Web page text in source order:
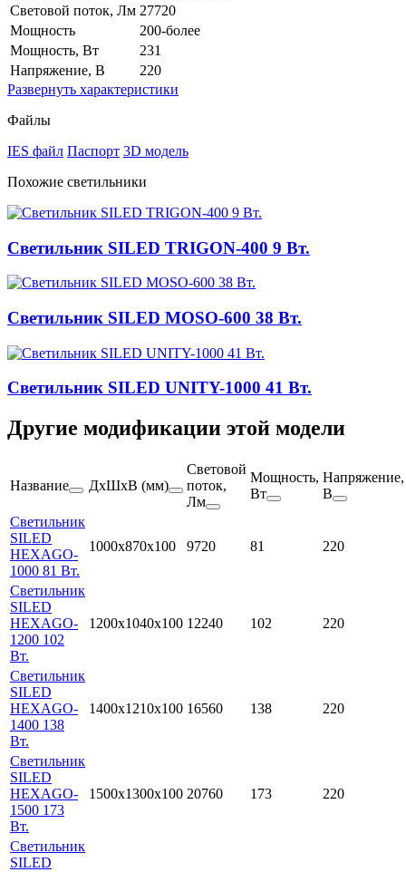
Световой поток, Лм 27720
Мощность
200-более
Мощность, Вт
231
Напряжение, В
220
Развернуть характеристики
Файлы
IES файл Паспорт 3D модель
Похожие светильники
Светильник SILED TRIGON-400 9 Вт.
Светильник SILED MOSO-600 38 Вт.
Светильник SILED UNITY-1000 41 Вт.
Другие модификации этой модели
Название ДхШхВ (мм)
Световой
поток,
Лм
Мощность,
Вт
Напряжение,
В
Светильник
SILED
HEXAGO-
1000 81 Вт.
1000x870х100 9720 81 220
Светильник
SILED
HEXAGO-
1200 102
Вт.
1200x1040х100 12240 102 220
Светильник
SILED
HEXAGO-
1400 138
Вт.
1400x1210х100 16560 138 220
Светильник
SILED
HEXAGO-
1500 173
Вт.
1500x1300х100 20760 173 220
Светильник
SILED